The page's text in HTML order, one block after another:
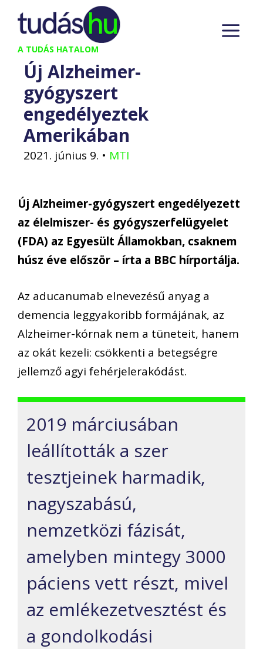
Kilépés
tartalomba
A TUDÁS HATALOM
Új Alzheimer-
gyógyszert
engedélyeztek
Amerikában
2021. június 9. • MTI
Új Alzheimer-gyógyszert engedélyezett
az élelmiszer- és gyógyszerfelügyelet
(FDA) az Egyesült Államokban, csaknem
húsz éve először – írta a BBC hírportálja.
Az aducanumab elnevezésű anyag a
demencia leggyakoribb formájának, az
Alzheimer-kórnak nem a tüneteit, hanem
az okát kezeli: csökkenti a betegségre
jellemző agyi fehérjelerakódást.
2019 márciusában
leállították a szer
tesztjeinek harmadik,
nagyszabású,
nemzetközi fázisát,
amelyben mintegy 3000
páciens vett részt, mivel
az emlékezetvesztést és
a gondolkodási